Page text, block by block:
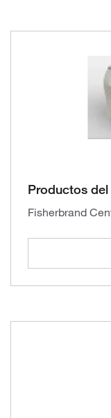
Productos
Fisherbrand